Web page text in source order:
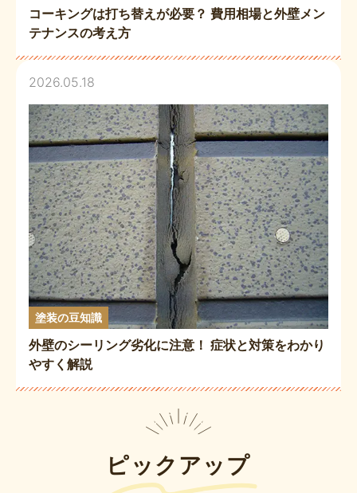
コーキングは打ち替えが必要？ 費用相場と外壁メン
テナンスの考え方
2026.05.18
塗装の豆知識
外壁のシーリング劣化に注意！ 症状と対策をわかり
やすく解説
ピックアップ